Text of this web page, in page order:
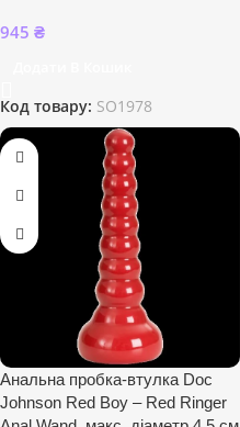
945 ₴
Код товару: SO1978
Анальна пробка-втулка Doc
Johnson Red Boy – Red Ringer